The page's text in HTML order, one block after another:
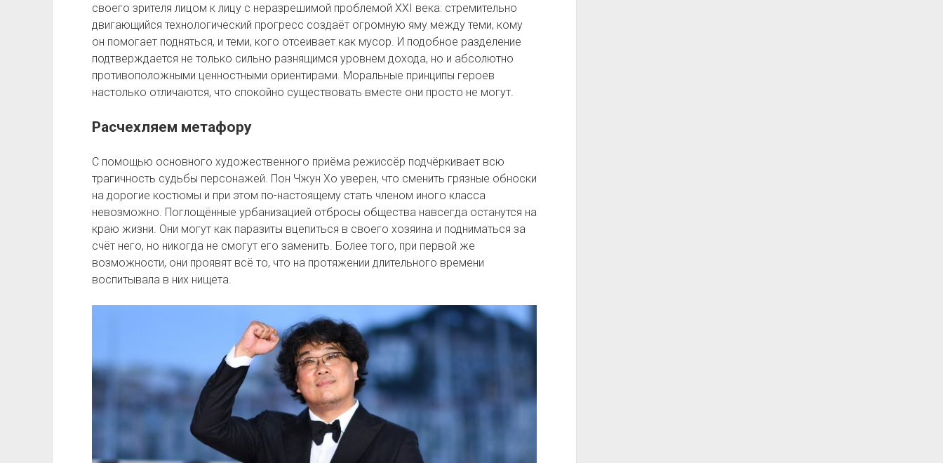
своего зрителя лицом к лицу с неразрешимой проблемой XXI века: стремительно
двигающийся технологический прогресс создаёт огромную яму между теми, кому
он помогает подняться, и теми, кого отсеивает как мусор. И подобное разделение
подтверждается не только сильно разнящимся уровнем дохода, но и абсолютно
противоположными ценностными ориентирами. Моральные принципы героев
настолько отличаются, что спокойно существовать вместе они просто не могут.
Расчехляем метафору
С помощью основного художественного приёма режиссёр подчёркивает всю
трагичность судьбы персонажей. Пон Чжун Хо уверен, что сменить грязные обноски
на дорогие костюмы и при этом по-настоящему стать членом иного класса
невозможно. Поглощённые урбанизацией отбросы общества навсегда останутся на
краю жизни. Они могут как паразиты вцепиться в своего хозяина и подниматься за
счёт него, но никогда не смогут его заменить. Более того, при первой же
возможности, они проявят всё то, что на протяжении длительного времени
воспитывала в них нищета.